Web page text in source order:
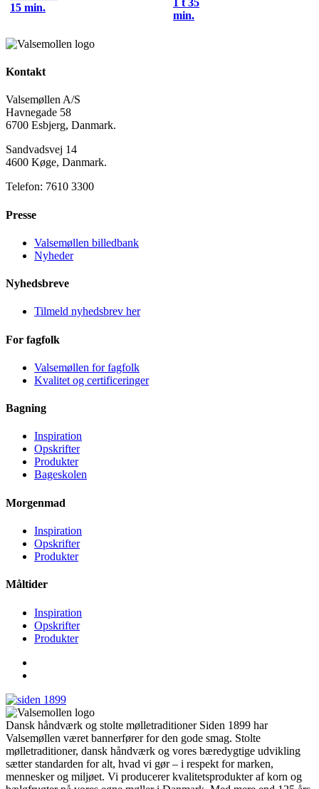
15 min.
min.
Kontakt
Valsemøllen A/S
Havnegade 58
6700 Esbjerg, Danmark.
Sandvadsvej 14
4600 Køge, Danmark.
Telefon: 7610 3300
Presse
Valsemøllen billedbank
Nyheder
Nyhedsbreve
Tilmeld nyhedsbrev her
For fagfolk
Valsemøllen for fagfolk
Kvalitet og certificeringer
Bagning
Inspiration
Opskrifter
Produkter
Bageskolen
Morgenmad
Inspiration
Opskrifter
Produkter
Måltider
Inspiration
Opskrifter
Produkter
Dansk håndværk og stolte mølletraditioner Siden 1899 har
Valsemøllen været bannerfører for den gode smag. Stolte
mølletraditioner, dansk håndværk og vores bæredygtige udvikling
sætter standarden for alt, hvad vi gør – i respekt for marken,
mennesker og miljøet. Vi producerer kvalitetsprodukter af korn og